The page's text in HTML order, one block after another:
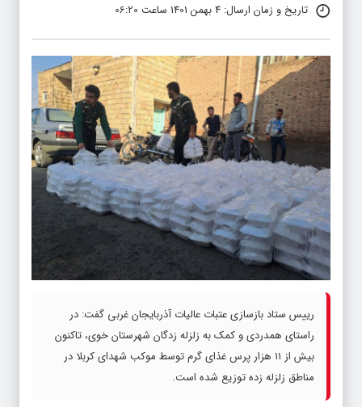
تاریخ و زمان ارسال: 4 بهمن 1401 ساعت 06:20
رییس ستاد بازسازی عتبات عالیات آذربایجان غربی گفت: در
راستای همدردی و کمک به زلزله زدگان شهرستان خوی، تاکنون
بیش از ۱۱ هزار پرس غذای گرم توسط موکب شهدای کربلا در
مناطق زلزله زده توزیع شده است.